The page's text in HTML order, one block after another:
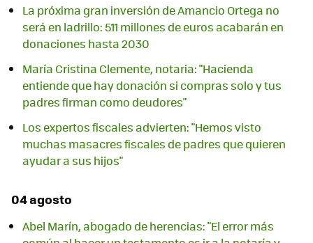
La próxima gran inversión de Amancio Ortega no
será en ladrillo: 511 millones de euros acabarán en
donaciones hasta 2030
María Cristina Clemente, notaria: "Hacienda
entiende que hay donación si compras solo y tus
padres firman como deudores"
Los expertos fiscales advierten: "Hemos visto
muchas masacres fiscales de padres que quieren
ayudar a sus hijos"
04 agosto
Abel Marín, abogado de herencias: "El error más